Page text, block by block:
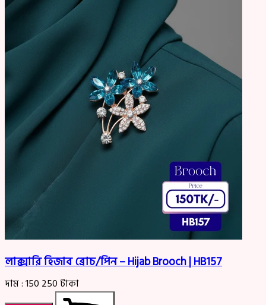
লাক্সারি হিজাব ব্রোচ/পিন – Hijab Brooch | HB157
দাম :150 250টাকা